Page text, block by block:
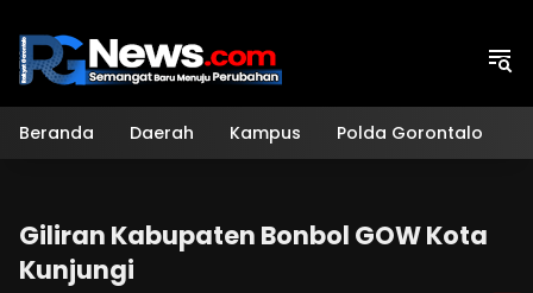
konten
Beranda Daerah Kampus Polda Gorontalo
Giliran Kabupaten Bonbol GOW Kota
Kunjungi